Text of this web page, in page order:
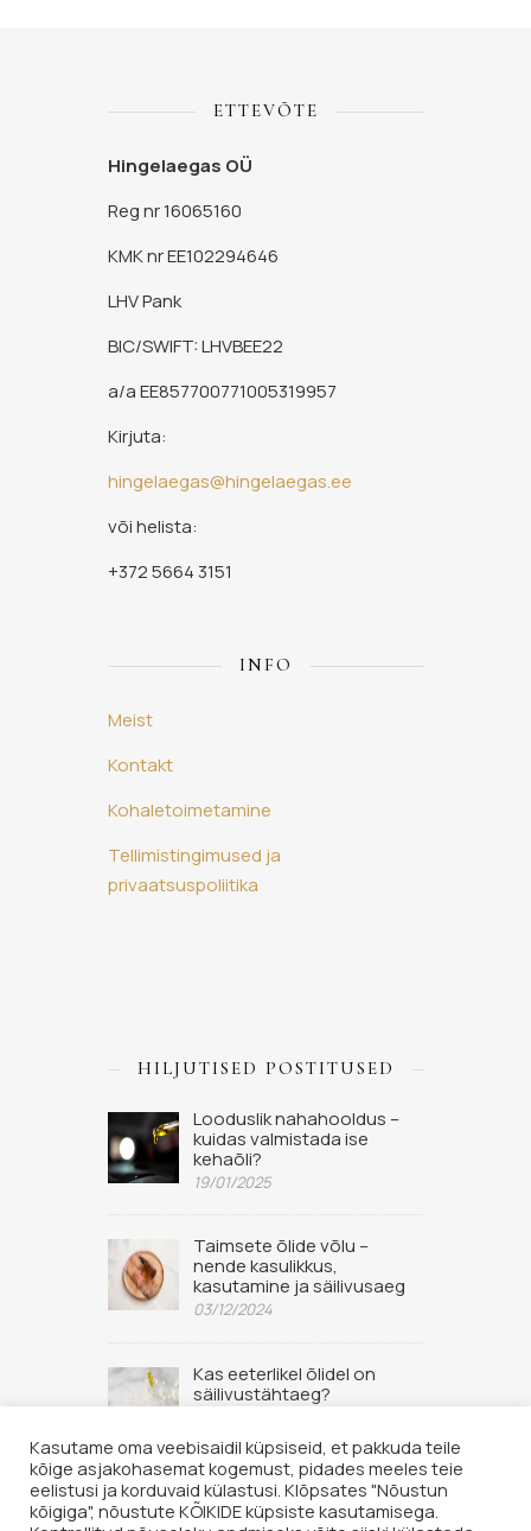
ETTEVÕTE
Hingelaegas OÜ
Reg nr 16065160
KMK nr EE102294646
LHV Pank
BIC/SWIFT: LHVBEE22
a/a EE857700771005319957
Kirjuta:
hingelaegas@hingelaegas.ee
või helista:
+372 5664 3151
INFO
Meist
Kontakt
Kohaletoimetamine
Tellimistingimused ja
privaatsuspoliitika
HILJUTISED POSTITUSED
Looduslik nahahooldus –
kuidas valmistada ise
kehaõli?
19/01/2025
Taimsete õlide võlu –
nende kasulikkus,
kasutamine ja säilivusaeg
03/12/2024
Kas eeterlikel õlidel on
säilivustähtaeg?
Kasutame oma veebisaidil küpsiseid, et pakkuda teile
kõige asjakohasemat kogemust, pidades meeles teie
eelistusi ja korduvaid külastusi. Klõpsates "Nõustun
kõigiga", nõustute KÕIKIDE küpsiste kasutamisega.